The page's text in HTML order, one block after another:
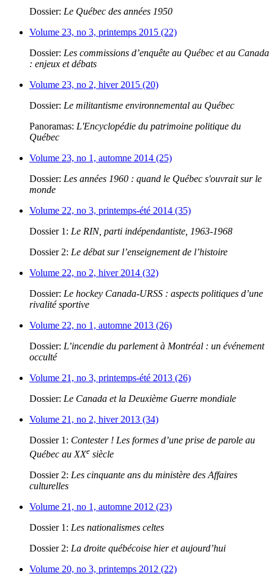
Dossier: Le Québec des années 1950
Volume 23, no 3, printemps 2015 (22)
Dossier: Les commissions d’enquête au Québec et au Canada
: enjeux et débats
Volume 23, no 2, hiver 2015 (20)
Dossier: Le militantisme environnemental au Québec
Panoramas: L'Encyclopédie du patrimoine politique du
Québec
Volume 23, no 1, automne 2014 (25)
Dossier: Les années 1960 : quand le Québec s'ouvrait sur le
monde
Volume 22, no 3, printemps-été 2014 (35)
Dossier 1: Le RIN, parti indépendantiste, 1963-1968
Dossier 2: Le débat sur l’enseignement de l’histoire
Volume 22, no 2, hiver 2014 (32)
Dossier: Le hockey Canada-URSS : aspects politiques d’une
rivalité sportive
Volume 22, no 1, automne 2013 (26)
Dossier: L’incendie du parlement à Montréal : un événement
occulté
Volume 21, no 3, printemps-été 2013 (26)
Dossier: Le Canada et la Deuxième Guerre mondiale
Volume 21, no 2, hiver 2013 (34)
Dossier 1: Contester ! Les formes d’une prise de parole au
Québec au XXe siècle
Dossier 2: Les cinquante ans du ministère des Affaires
culturelles
Volume 21, no 1, automne 2012 (23)
Dossier 1: Les nationalismes celtes
Dossier 2: La droite québécoise hier et aujourd’hui
Volume 20, no 3, printemps 2012 (22)